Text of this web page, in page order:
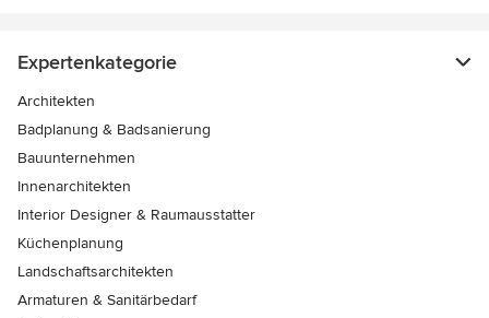
Expertenkategorie
Architekten
Badplanung & Badsanierung
Bauunternehmen
Innenarchitekten
Interior Designer & Raumausstatter
Küchenplanung
Landschaftsarchitekten
Armaturen & Sanitärbedarf